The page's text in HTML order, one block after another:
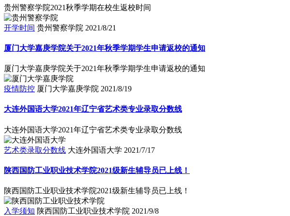
贵州警察学院2021秋季学期在校生返校时间
开学时间 贵州警察学院 2021/8/21
厦门大学嘉庚学院关于2021年秋季学期学生申请返校的通知
厦门大学嘉庚学院关于2021年秋季学期学生申请返校的通知
疫情防控 厦门大学嘉庚学院 2021/8/19
大连外国语大学2021年辽宁省艺术类专业录取分数线
大连外国语大学2021年辽宁省艺术类专业录取分数线
艺术类录取分数线 大连外国语大学 2021/7/17
陕西国防工业职业技术学院2021级新生辅导员已上线！
陕西国防工业职业技术学院2021级新生辅导员已上线！
入学须知 陕西国防工业职业技术学院 2021/9/8